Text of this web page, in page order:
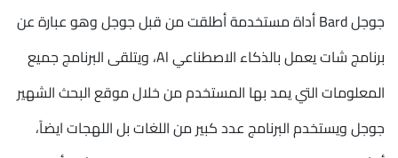
جوجل Bard أداة مستخدمة أطلقت من قبل جوجل وهو عبارة عن
برنامج شات يعمل بالذكاء الاصطناعي Al، ويتلقى البرنامج جميع
المعلومات التي يمد بها المستخدم من خلال موقع البحث الشهير
جوجل ويستخدم البرنامج عدد كبير من اللغات بل اللهجات ايضاً،